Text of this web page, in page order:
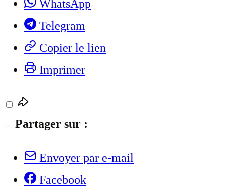
WhatsApp
Telegram
Copier le lien
Imprimer
Partager sur :
Envoyer par e-mail
Facebook